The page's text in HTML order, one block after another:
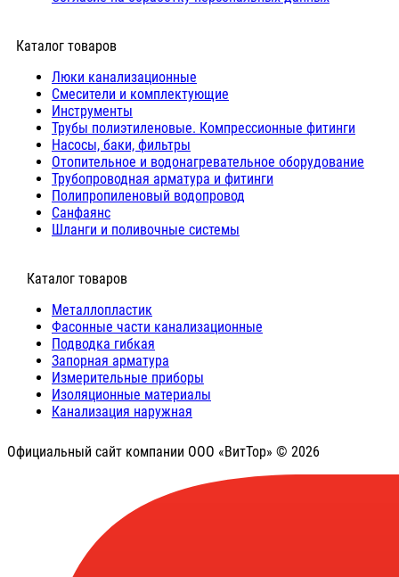
Каталог товаров
Люки канализационные
Cмесители и комплектующие
Инструменты
Трубы полиэтиленовые. Компрессионные фитинги
Насосы, баки, фильтры
Отопительное и водонагревательное оборудование
Трубопроводная арматура и фитинги
Полипропиленовый водопровод
Санфаянс
Шланги и поливочные системы
⠀Каталог товаров
Металлопластик
Фасонные части канализационные
Подводка гибкая
Запорная арматура
Измерительные приборы
Изоляционные материалы
Канализация наружная
Официальный сайт компании ООО «ВитТор» © 2026